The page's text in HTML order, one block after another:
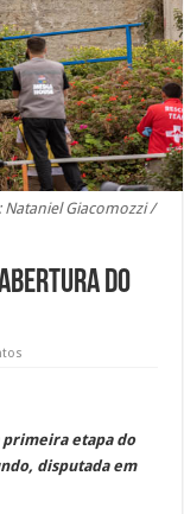
Giacomozzi /
abertura do
etapa do
disputada em